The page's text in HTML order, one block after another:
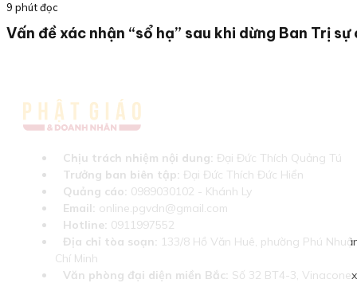
9 phút đọc
Vấn đề xác nhận “sổ hạ” sau khi dừng Ban Trị
Chịu trách nhiệm nội dung: Đại Đức Thích Quảng Tú
Trưởng ban biên tập: Đại Đức Thích Đức Hiển
Quảng cáo: 0989030102 - Khánh Ly
Email: online.pgvdn@gmail.com
Hotline: 0911997552
Địa chỉ tòa soạn: 133/8 Hồ Văn Huê, phường Phú
Chí Minh
Văn phòng đại diện miền Bắc: Số 32 BT4-3,